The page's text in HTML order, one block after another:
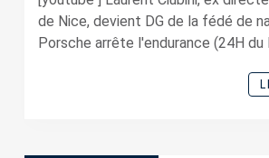
de Nice, devient DG de la fédé de
Porsche arrête l'endurance (24H du